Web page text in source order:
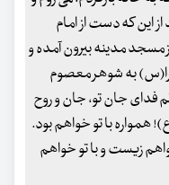
این که دست از امام
مسجد مدینه بیرون آمده و
به شوهر معصوم
فدای جان تو، جان و روح
همواره با تو خواهم بود.
زیست و با تو خواهم